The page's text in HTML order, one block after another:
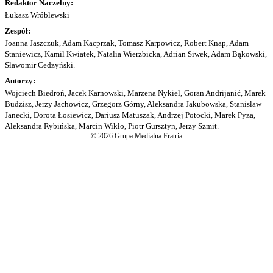
Redaktor Naczelny:
Łukasz Wróblewski
Zespół:
Joanna Jaszczuk, Adam Kacprzak, Tomasz Karpowicz, Robert Knap, Adam
Staniewicz, Kamil Kwiatek, Natalia Wierzbicka, Adrian Siwek, Adam Bąkowski,
Sławomir Cedzyński.
Autorzy:
Wojciech Biedroń, Jacek Karnowski, Marzena Nykiel, Goran Andrijanić, Marek
Budzisz, Jerzy Jachowicz, Grzegorz Górny, Aleksandra Jakubowska, Stanisław
Janecki, Dorota Łosiewicz, Dariusz Matuszak, Andrzej Potocki, Marek Pyza,
Aleksandra Rybińska, Marcin Wikło, Piotr Gursztyn, Jerzy Szmit.
© 2026 Grupa Medialna Fratria